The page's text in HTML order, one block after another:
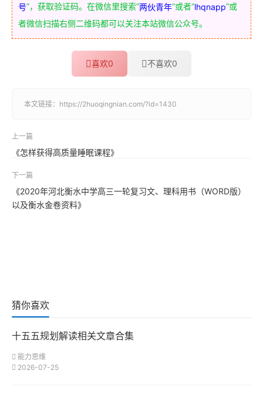
号”，获取验证码。在微信里搜索“两伙青年”或者“lhqnapp”或
者微信扫描右侧二维码都可以关注本站微信公众号。
喜欢0 不喜欢0
本文链接： https://2huoqingnian.com/?id=1430
上一篇
《怎样获得高质量睡眠课程》
下一篇
《2020年河北衡水中学高三一轮复习文、理科用书（WORD版）
以及衡水金卷资料》
猜你喜欢
十五五规划解读相关文章合集
能力思维
2026-07-25